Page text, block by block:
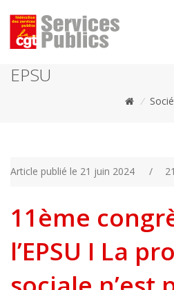
EPSU
/
Article publié le 21 juin 2024 /
11ème
l’EPSU I La